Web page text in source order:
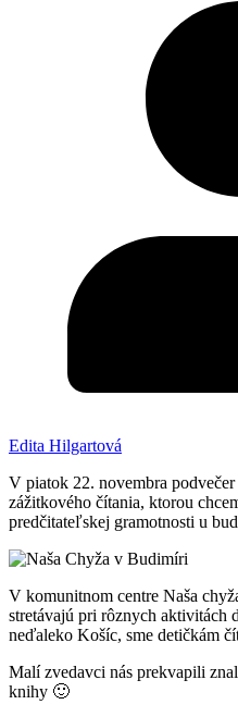
Edita Hilgartová
V piatok 22. novembra
zážitkového čítania, ktorou
predčitateľskej gramotnosti u
V komunitnom centre Naša
stretávajú pri rôznych aktivitách
neďaleko Košíc, sme detičkám
Malí zvedavci nás prekvapili
knihy 🙂